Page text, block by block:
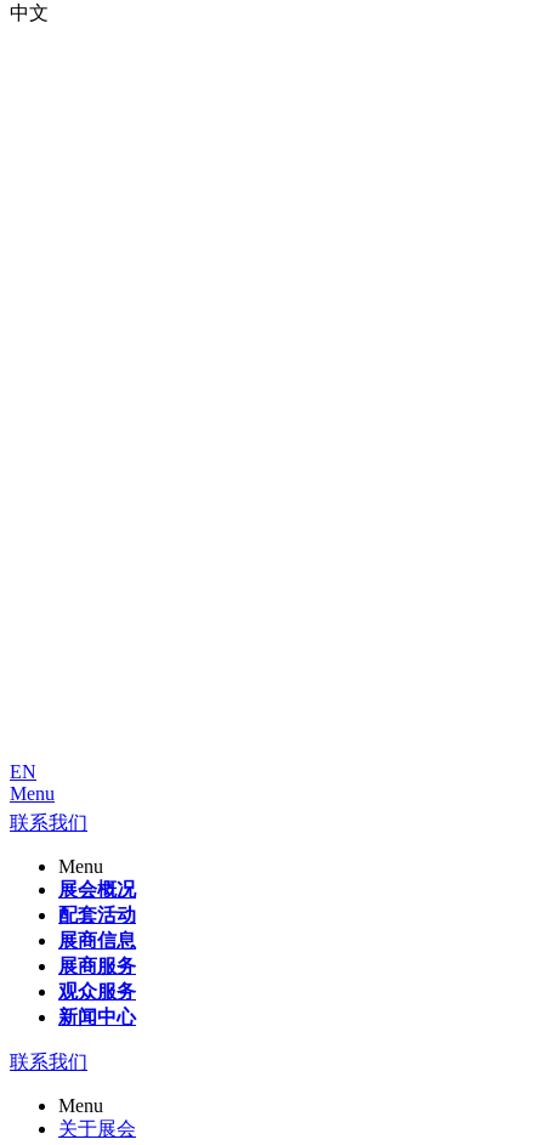
中文
EN
Menu
联系我们
Menu
展会概况
配套活动
展商信息
展商服务
观众服务
新闻中心
联系我们
Menu
关于展会